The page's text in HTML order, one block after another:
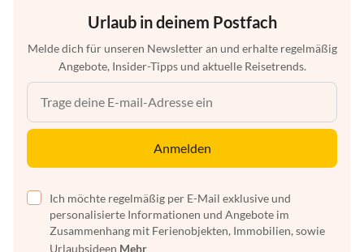
Urlaub in deinem Postfach
Melde dich für unseren Newsletter an und erhalte regelmäßig
Angebote, Insider-Tipps und aktuelle Reisetrends.
Anmelden
Ich möchte regelmäßig per E-Mail exklusive und
personalisierte Informationen und Angebote im
Zusammenhang mit Ferienobjekten, Immobilien, sowie
Urlaubsideen Mehr